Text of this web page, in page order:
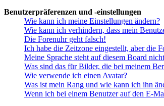
Benutzerpräferenzen und -einstellungen
Wie kann ich meine Einstellungen ändern?
Wie kann ich verhindern, dass mein
Die Forenuhr geht falsch!
Ich habe die Zeitzone eingestellt, aber die
Meine Sprache steht auf diesem Board
Was sind das für Bilder, die bei meinem
Wie verwende ich einen Avatar?
Was ist mein Rang und wie kann ich ihn
Wenn ich bei einem Benutzer auf den E-